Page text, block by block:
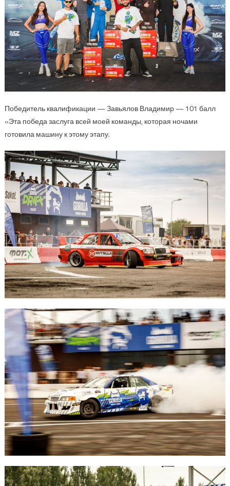
Победитель квалификации — Завьялов Владимир — 101 балл
«Эта победа заслуга всей моей команды, которая ночами
готовила машину к этому этапу.